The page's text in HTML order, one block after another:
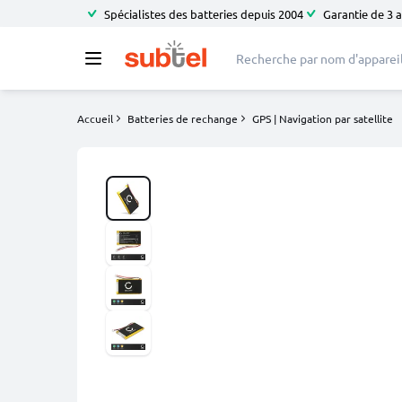
Spécialistes des batteries depuis 2004 Garantie de 3
Accueil Batteries de rechange GPS | Navigation par satellite